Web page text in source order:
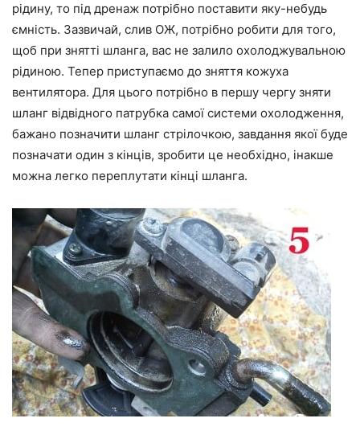
рідину, то під дренаж потрібно поставити яку-небудь
ємність. Зазвичай, слив ОЖ, потрібно робити для того,
щоб при знятті шланга, вас не залило охолоджувальною
рідиною. Тепер приступаємо до зняття кожуха
вентилятора. Для цього потрібно в першу чергу зняти
шланг відвідного патрубка самої системи охолодження,
бажано позначити шланг стрілочкою, завдання якої буде
позначати один з кінців, зробити це необхідно, інакше
можна легко переплутати кінці шланга.